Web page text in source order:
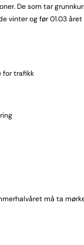
De som tar
vinter og før 01.03
for trafikk
må ta